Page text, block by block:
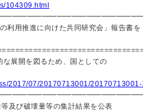
104309.html
利用推進に向けた共同研究会」報告書を
展開を図るため、国としての
2017/07/20170713001/
及び破壊量等の集計結果を公表